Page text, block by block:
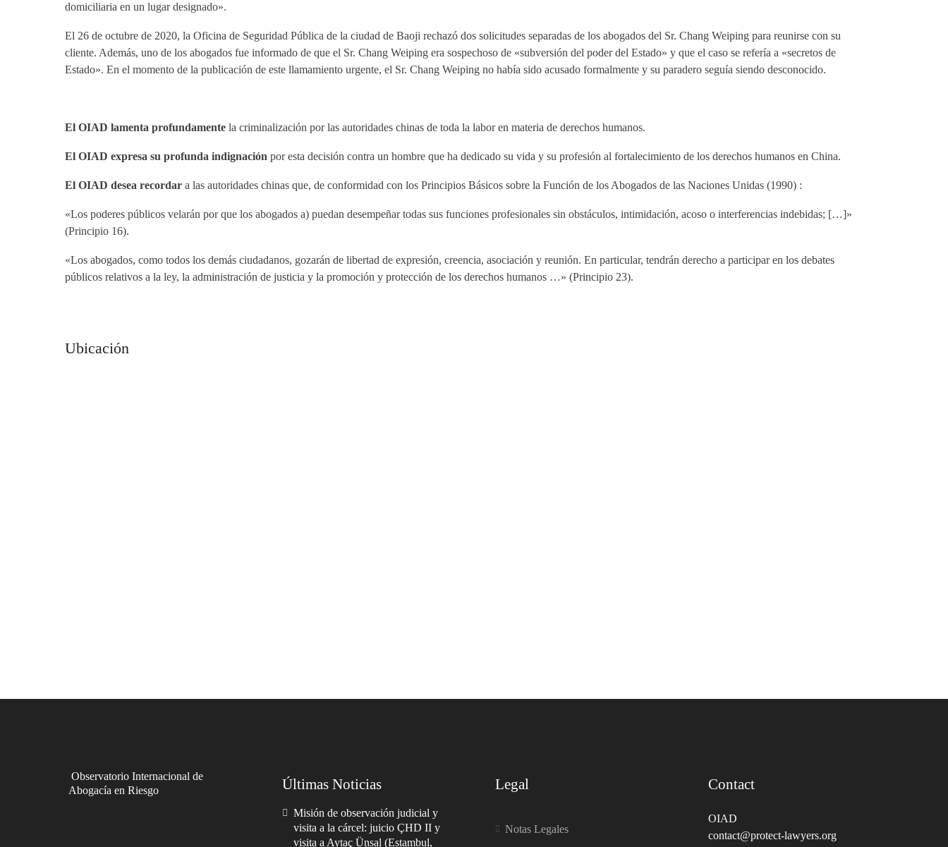
domiciliaria en un lugar designado».
El 26 de octubre de 2020, la Oficina de Seguridad Pública de la ciudad de Baoji rechazó dos solicitudes separadas de los abogados del Sr. Chang Weiping para reunirse con su
cliente. Además, uno de los abogados fue informado de que el Sr. Chang Weiping era sospechoso de «subversión del poder del Estado» y que el caso se refería a «secretos de
Estado». En el momento de la publicación de este llamamiento urgente, el Sr. Chang Weiping no había sido acusado formalmente y su paradero seguía siendo desconocido.
El OIAD lamenta profundamente la criminalización por las autoridades chinas de toda la labor en materia de derechos humanos.
El OIAD expresa su profunda indignación por esta decisión contra un hombre que ha dedicado su vida y su profesión al fortalecimiento de los derechos humanos en China.
El OIAD desea recordar a las autoridades chinas que, de conformidad con los Principios Básicos sobre la Función de los Abogados de las Naciones Unidas (1990) :
«Los poderes públicos velarán por que los abogados a) puedan desempeñar todas sus funciones profesionales sin obstáculos, intimidación, acoso o interferencias indebidas; […]»
(Principio 16).
«Los abogados, como todos los demás ciudadanos, gozarán de libertad de expresión, creencia, asociación y reunión. En particular, tendrán derecho a participar en los debates
públicos relativos a la ley, la administración de justicia y la promoción y protección de los derechos humanos …» (Principio 23).
Ubicación
Observatorio Internacional de
Abogacía en Riesgo
Últimas Noticias
Misión de observación judicial y
visita a la cárcel: juicio ÇHD II y
visita a Aytaç Ünsal (Estambul,
Legal
Notas Legales
Contact
OIAD
contact@protect-lawyers.org